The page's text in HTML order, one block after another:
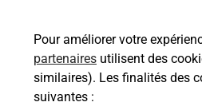
Pour améliorer votre
partenaires utilisent des
similaires). Les finalités des
suivantes :
Malin !